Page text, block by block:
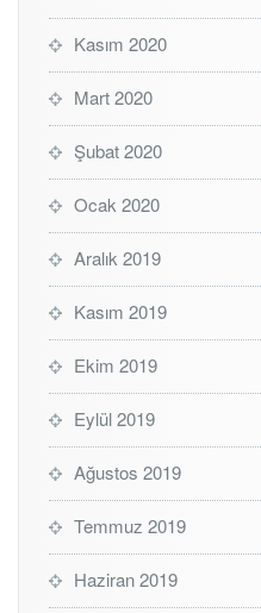
Kasım 2020
Mart 2020
Şubat 2020
Ocak 2020
Aralık 2019
Kasım 2019
Ekim 2019
Eylül 2019
Ağustos 2019
Temmuz 2019
Haziran 2019